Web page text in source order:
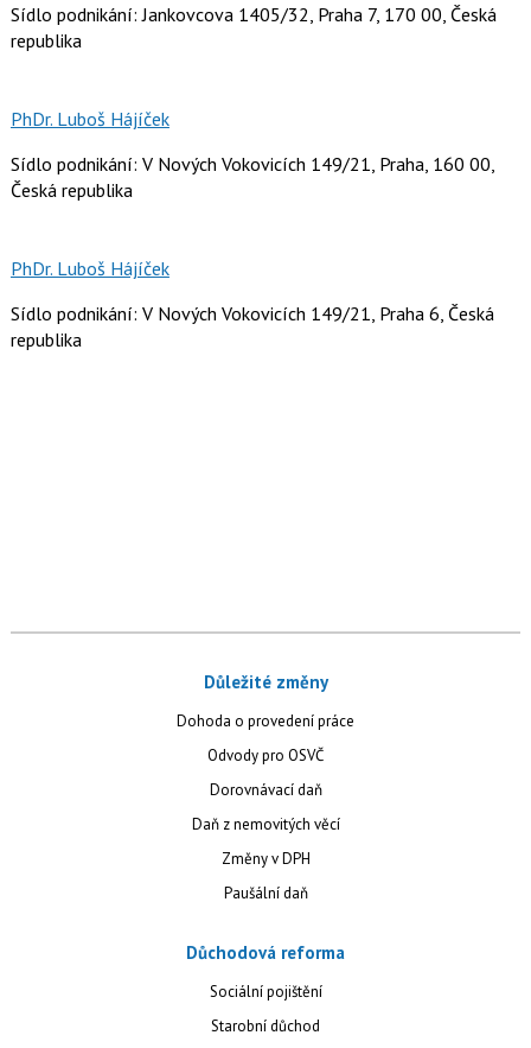
Sídlo podnikání: Jankovcova 1405/32, Praha 7, 170 00, Česká
republika
PhDr. Luboš Hájíček
Sídlo podnikání: V Nových Vokovicích 149/21, Praha, 160 00,
Česká republika
PhDr. Luboš Hájíček
Sídlo podnikání: V Nových Vokovicích 149/21, Praha 6, Česká
republika
Důležité změny
Dohoda o provedení práce
Odvody pro OSVČ
Dorovnávací daň
Daň z nemovitých věcí
Změny v DPH
Paušální daň
Důchodová reforma
Sociální pojištění
Starobní důchod